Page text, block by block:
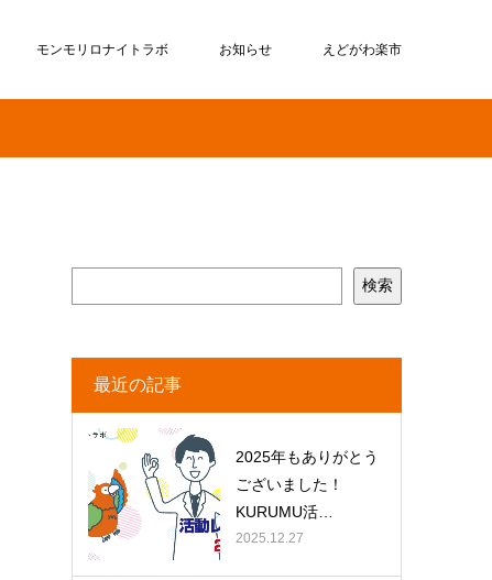
モンモリロナイトラボ お知らせ えどがわ楽市
検索
最近の記事
2025年もありがとう
ございました！
KURUMU活…
2025.12.27